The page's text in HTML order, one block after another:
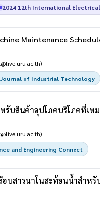
2024 12th International Electrical
Maintenance
of Industrial Technology
บสินค้าอุปโภคบริโภคที่เห
and Engineering Connect
อบสารนาโนสะท้อนน้ําสําห